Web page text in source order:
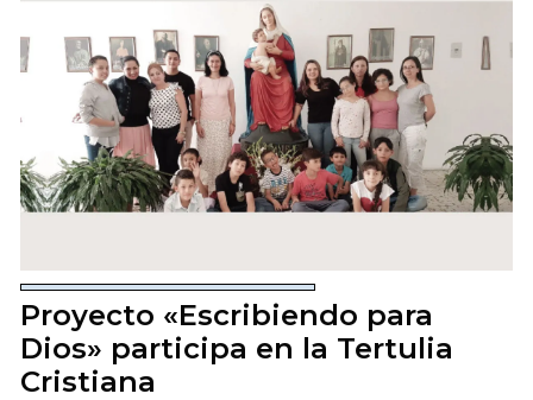
Proyecto «Escribiendo para
Dios» participa en la Tertulia
Cristiana